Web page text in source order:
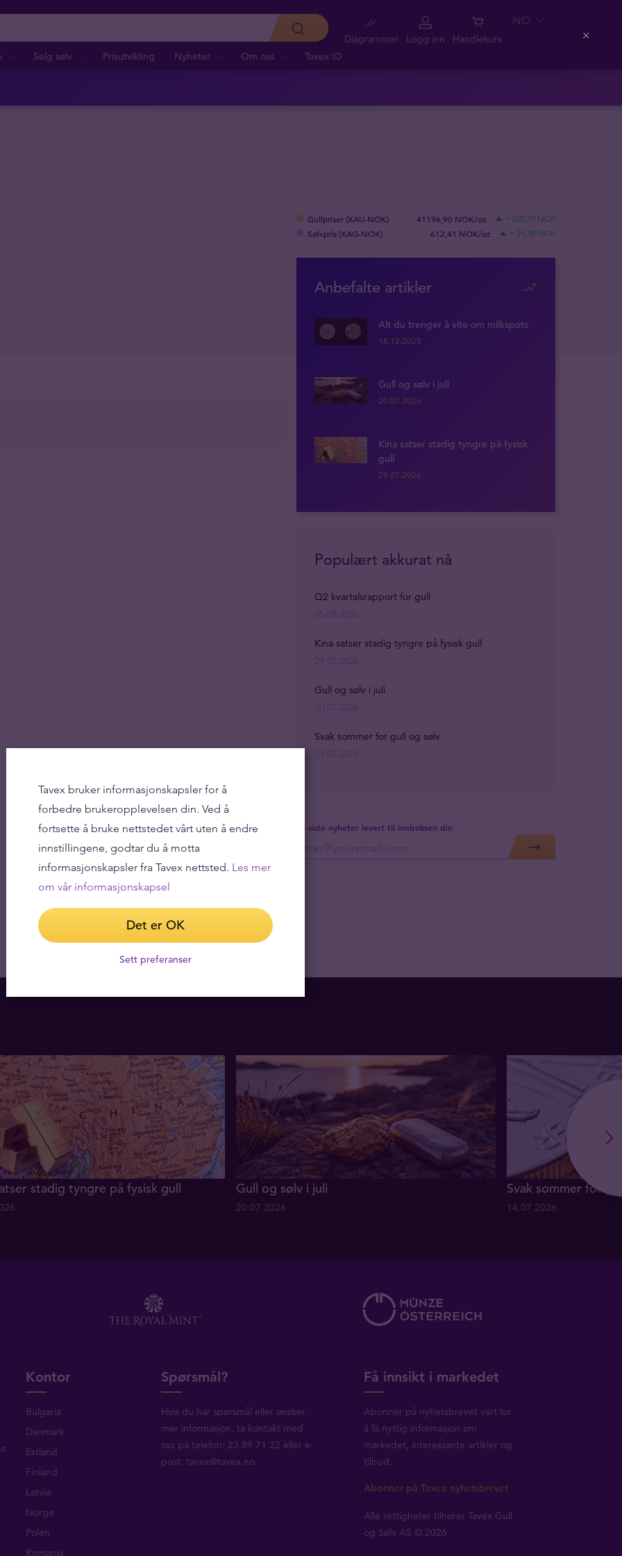
Selg sølv Prisutvikling Nyheter Om oss Tavex ID
Diagrammer Logg inn Handlekurv
NO
Gullpriser (XAU-NOK) 41196,90 NOK/oz + 520,70 NOK
Sølvpris (XAG-NOK) 612,41 NOK/oz + 24,38 NOK
Anbefalte artikler
Alt du trenger å vite om milkspots
18.12.2025
Gull og sølv i juli
20.07.2026
Kina satser stadig tyngre på fysisk
gull
29.07.2026
Få siste nyheter levert til innboksen din
Populært akkurat nå
Q2 kvartalsrapport for gull
Kina satser stadig tyngre på fysisk gull
Gull og sølv i juli
Svak sommer for gull og sølv
stadig tyngre på fysisk gull Gull og sølv i juli
20.07.2026
Svak sommer for
14.07.2026
Kontor
Bulgaria
Danmark
Estland
Finland
Latvia
Norge
Polen
Romania
Spørsmål?
Hvis du har spørsmål eller ønsker
mer informasjon, ta kontakt med
oss på telefon: 23 89 71 22 eller e-
post: tavex@tavex.no.
Få innsikt i markedet
Abonner på nyhetsbrevet vårt for
å få nyttig informasjon om
markedet, interessante artikler og
tilbud.
Abonner på Tavex nyhetsbrevet
Alle rettigheter tilhører Tavex Gull
og Sølv AS © 2026
Tavex bruker informasjonskapsler for å
forbedre brukeropplevelsen din. Ved å
fortsette å bruke nettstedet vårt uten å endre
innstillingene, godtar du å motta
informasjonskapsler fra Tavex nettsted. Les mer
om vår informasjonskapsel
Det er OK
Sett preferanser
Close